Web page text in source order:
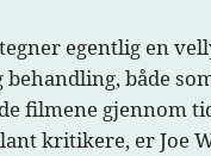
egentlig en
behandling, både
filmene gjennom
kritikere, er Joe